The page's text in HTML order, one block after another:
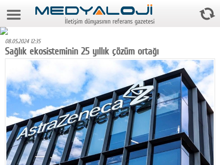
9 Ağustos 2026 2:08:07
Foto Galeri
Video Galeri
Gazeteler
Medya
Reyting-tiraj
Teknoloji
İletişim dünyasının referans gazetesi
08.05.2024 12:35
Sağlık ekosisteminin 25 yıllık çözüm ortağı